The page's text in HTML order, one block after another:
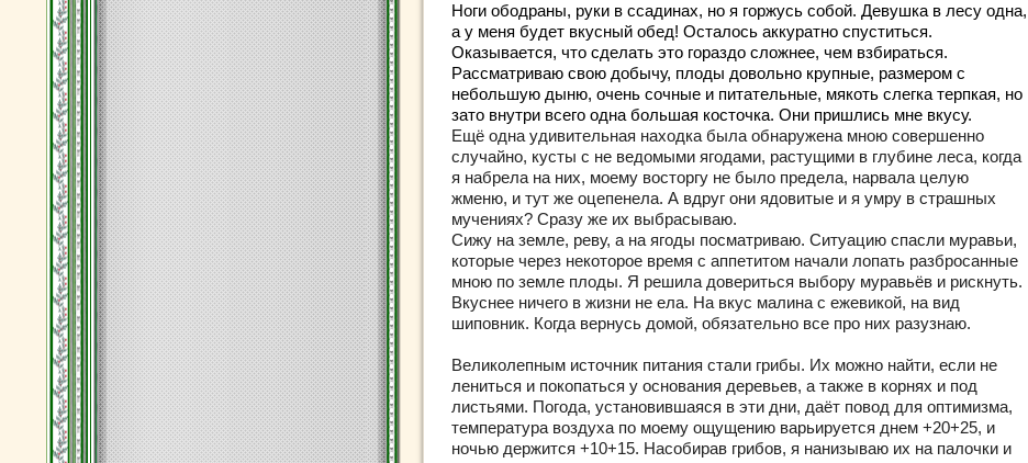
Ноги ободраны, руки в ссадинах, но я горжусь собой. Девушка в лесу одна,
а у меня будет вкусный обед! Осталось аккуратно спуститься.
Оказывается, что сделать это гораздо сложнее, чем взбираться.
Рассматриваю свою добычу, плоды довольно крупные, размером с
небольшую дыню, очень сочные и питательные, мякоть слегка терпкая, но
зато внутри всего одна большая косточка. Они пришлись мне вкусу.
Ещё одна удивительная находка была обнаружена мною совершенно
случайно, кусты с не ведомыми ягодами, растущими в глубине леса, когда
я набрела на них, моему восторгу не было предела, нарвала целую
жменю, и тут же оцепенела. А вдруг они ядовитые и я умру в страшных
мучениях? Сразу же их выбрасываю.
Сижу на земле, реву, а на ягоды посматриваю. Ситуацию спасли муравьи,
которые через некоторое время с аппетитом начали лопать разбросанные
мною по земле плоды. Я решила довериться выбору муравьёв и рискнуть.
Вкуснее ничего в жизни не ела. На вкус малина с ежевикой, на вид
шиповник. Когда вернусь домой, обязательно все про них разузнаю.
Великолепным источник питания стали грибы. Их можно найти, если не
лениться и покопаться у основания деревьев, а также в корнях и под
листьями. Погода, установившаяся в эти дни, даёт повод для оптимизма,
температура воздуха по моему ощущению варьируется днем +20+25, и
ночью держится +10+15. Насобирав грибов, я нанизываю их на палочки и